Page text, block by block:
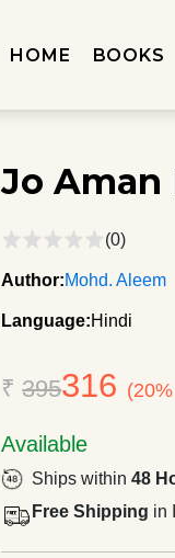
HOME BOOKS
Jo Aman
(0)
Author:Mohd. Aleem
Language:Hindi
₹395316
Available
Ships within48
Free Shipping in